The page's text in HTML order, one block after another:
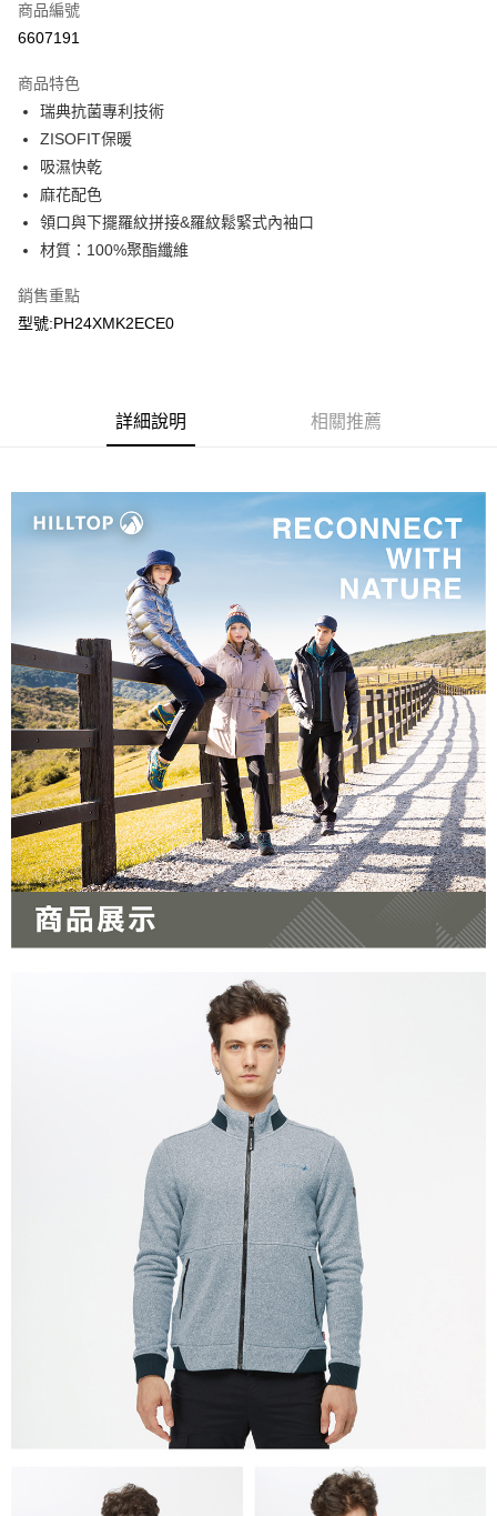
LINE Pay
悠遊付
Google Pay
運送方式
宅配(離島)
商品編號
6607191
商品特色
瑞典抗菌專利技術
ZISOFIT保暖
吸濕快乾
麻花配色
領口與下擺羅紋拼接&羅紋鬆緊式內袖口
材質：100%聚酯纖維
銷售重點
型號:PH24XMK2ECE0
詳細說明 相關推薦